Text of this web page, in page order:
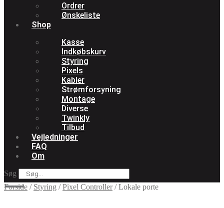
Ordrer
Ønskeliste
Shop
Kasse
Indkøbskurv
Styring
Pixels
Kabler
Strømforsyning
Montage
Diverse
Twinkly
Tilbud
Vejledninger
FAQ
Om
Søg
Forside / Styring /Pixel Controller/Lokale porte